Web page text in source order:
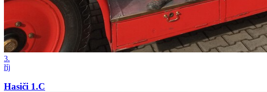
3.
říj
Hasiči 1.C